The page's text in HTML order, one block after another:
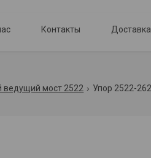
Контакты
ведущий мост 2522 Упор 2522-